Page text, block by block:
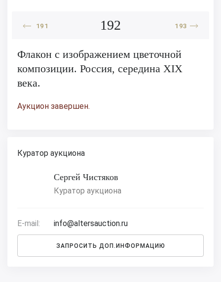
191 192 193
Флакон с изображением цветочной
композиции. Россия, середина XIX
века.
Аукцион завершен.
Куратор аукциона
Сергей Чистяков
Куратор аукциона
E-mail: info@altersauction.ru
ЗАПРОСИТЬ ДОП.ИНФОРМАЦИЮ